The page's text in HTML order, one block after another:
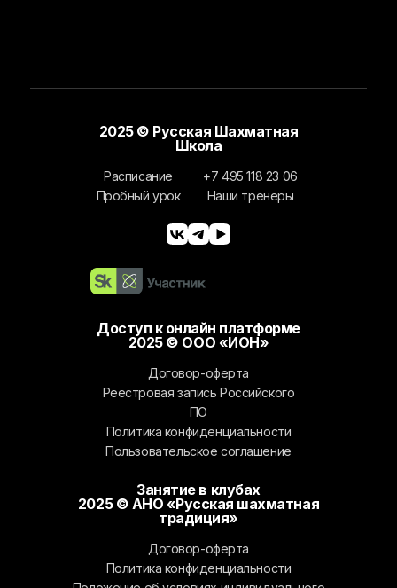
2025 © Русская Шахматная
Школа
+7 495 118 23 06
Наши тренеры
Расписание
Пробный урок
Доступ к онлайн платформе
2025 © ООО «ИОН»
Договор-оферта
Реестровая запись Российского
ПО
Политика конфиденциальности
Пользовательское соглашение
Занятие в клубах
2025 © АНО «Русская шахматная
традиция»
Договор-оферта
Политика конфиденциальности